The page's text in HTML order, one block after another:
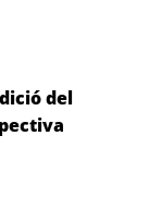
del